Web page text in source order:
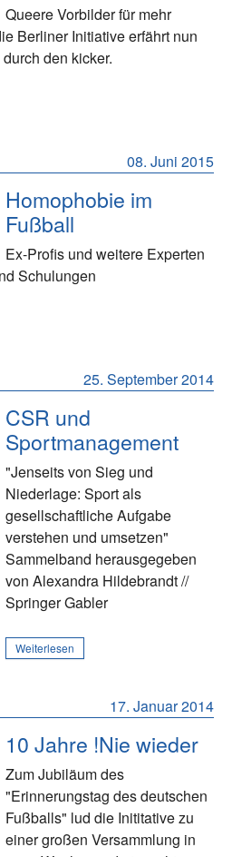
Queere Vorbilder für mehr
Berliner Initiative erfährt nun
den kicker.
08. Juni 2015
Homophobie im
Fußball
Ex-Profis und weitere Experten
Schulungen
25. September 2014
CSR und
Sportmanagement
"Jenseits von Sieg und
Niederlage: Sport als
gesellschaftliche Aufgabe
verstehen und umsetzen"
Sammelband herausgegeben
von Alexandra Hildebrandt //
Springer Gabler
Weiterlesen
17. Januar 2014
10 Jahre !Nie wieder
Zum Jubiläum des
"Erinnerungstag des deutschen
Fußballs" lud die Inititative zu
einer großen Versammlung in